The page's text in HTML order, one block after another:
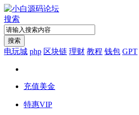
搜索
搜索
电玩城 php 区块链 理财 教程 钱包 GPT
充值美金
特惠VIP